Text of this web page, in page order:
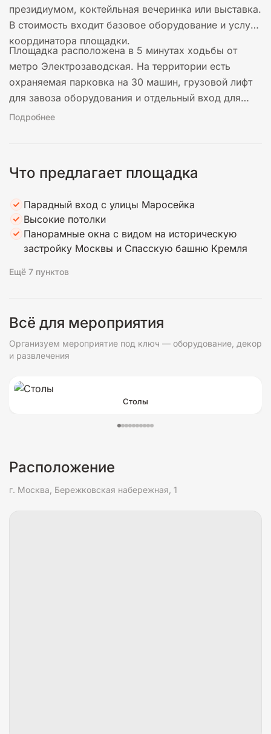
президиумом, коктейльная вечеринка или выставка.
В стоимость входит базовое оборудование и услуги
координатора площадки.
Площадка расположена в 5 минутах ходьбы от
метро Электрозаводская. На территории есть
охраняемая парковка на 30 машин, грузовой лифт
для завоза оборудования и отдельный вход для
гостей.
Подробнее
Что предлагает площадка
Парадный вход с улицы Маросейка
Высокие потолки
Панорамные окна с видом на историческую
застройку Москвы и Спасскую башню Кремля
Ещё 7 пунктов
Всё для мероприятия
Организуем мероприятие под ключ — оборудование, декор
и развлечения
Столы
Расположение
г. Москва, Бережковская набережная, 1